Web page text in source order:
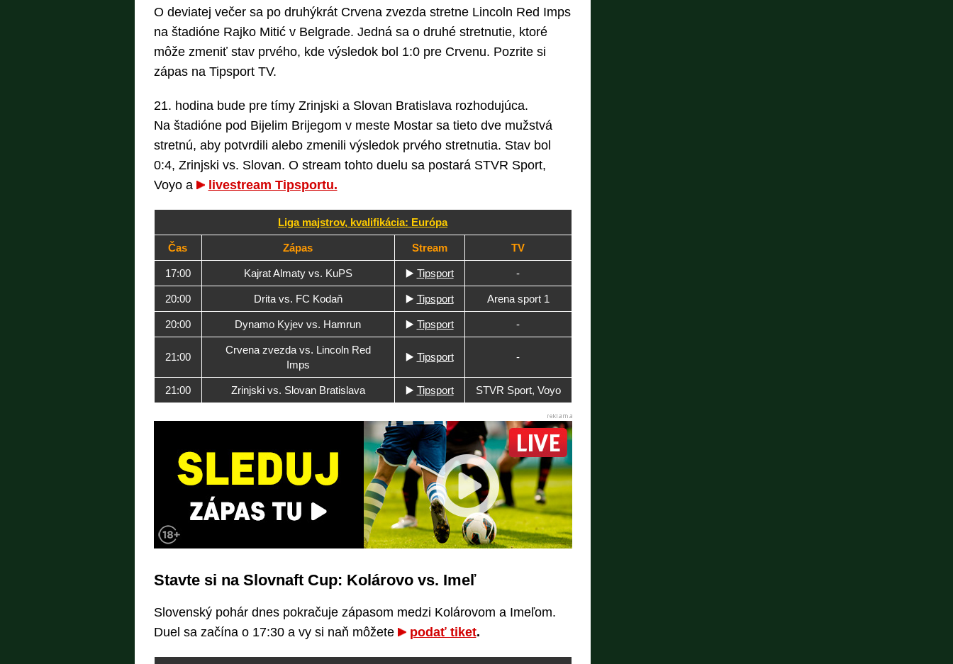
O deviatej večer sa po druhýkrát Crvena zvezda stretne Lincoln Red Imps
na štadióne Rajko Mitić v Belgrade. Jedná sa o druhé stretnutie, ktoré
môže zmeniť stav prvého, kde výsledok bol 1:0 pre Crvenu. Pozrite si
zápas na Tipsport TV.
21. hodina bude pre tímy Zrinjski a Slovan Bratislava rozhodujúca.
Na štadióne pod Bijelim Brijegom v meste Mostar sa tieto dve mužstvá
stretnú, aby potvrdili alebo zmenili výsledok prvého stretnutia. Stav bol
0:4, Zrinjski vs. Slovan. O stream tohto duelu sa postará STVR Sport,
Voyo a
livestream Tipsportu.
Liga majstrov, kvalifikácia: Európa
Čas Zápas Stream TV
17:00 Kajrat Almaty vs. KuPS ▶️ Tipsport -
20:00 Drita vs. FC Kodaň ▶️ Tipsport Arena sport 1
20:00 Dynamo Kyjev vs. Hamrun ▶️ Tipsport -
21:00
Crvena zvezda vs. Lincoln Red
Imps
▶️ Tipsport -
21:00 Zrinjski vs. Slovan Bratislava ▶️ Tipsport STVR Sport, Voyo
Stavte si na Slovnaft Cup: Kolárovo vs. Imeľ
Slovenský pohár dnes pokračuje zápasom medzi Kolárovom a Imeľom.
Duel sa začína o 17:30 a vy si naň môžete
podať tiket.